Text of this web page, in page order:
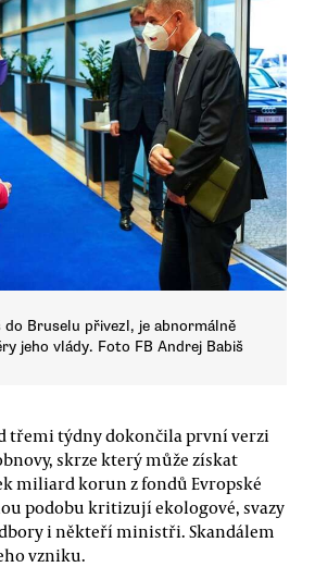
do Bruselu přivezl, je abnormálně
jeho vlády. Foto FB Andrej Babiš
třemi týdny dokončila první verzi
skrze který může získat
miliard korun z fondů Evropské
podobu kritizují ekologové, svazy
i někteří ministři. Skandálem
vzniku.